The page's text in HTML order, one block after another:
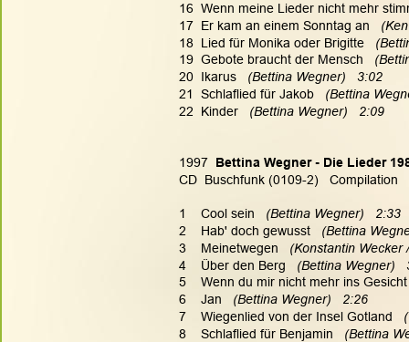
16  Wenn meine Lieder nicht mehr
17  Er kam an einem Sonntag an
18  Lied für Monika oder Brigitte
19  Gebote braucht der Mensch
20  Ikarus (Bettina Wegner)   3:02
21  Schlaflied für Jakob (Bettina
22  Kinder (Bettina Wegner)   2:09
1997 Bettina Wegner - Die Lieder
CD  Buschfunk (0109-2)   Compilation
1    Cool sein (Bettina Wegner)   2:33
2    Hab' doch gewusst (Bettina
3    Meinetwegen (Konstantin Wecker
4    Über den Berg (Bettina Wegner)
5    Wenn du mir nicht mehr ins
6    Jan (Bettina Wegner)   2:26
7    Wiegenlied von der Insel Gotland
8    Schlaflied für Benjamin (Bettina